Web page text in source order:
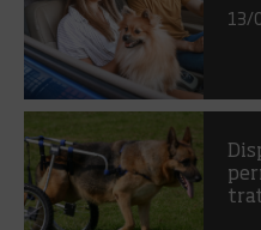
13/